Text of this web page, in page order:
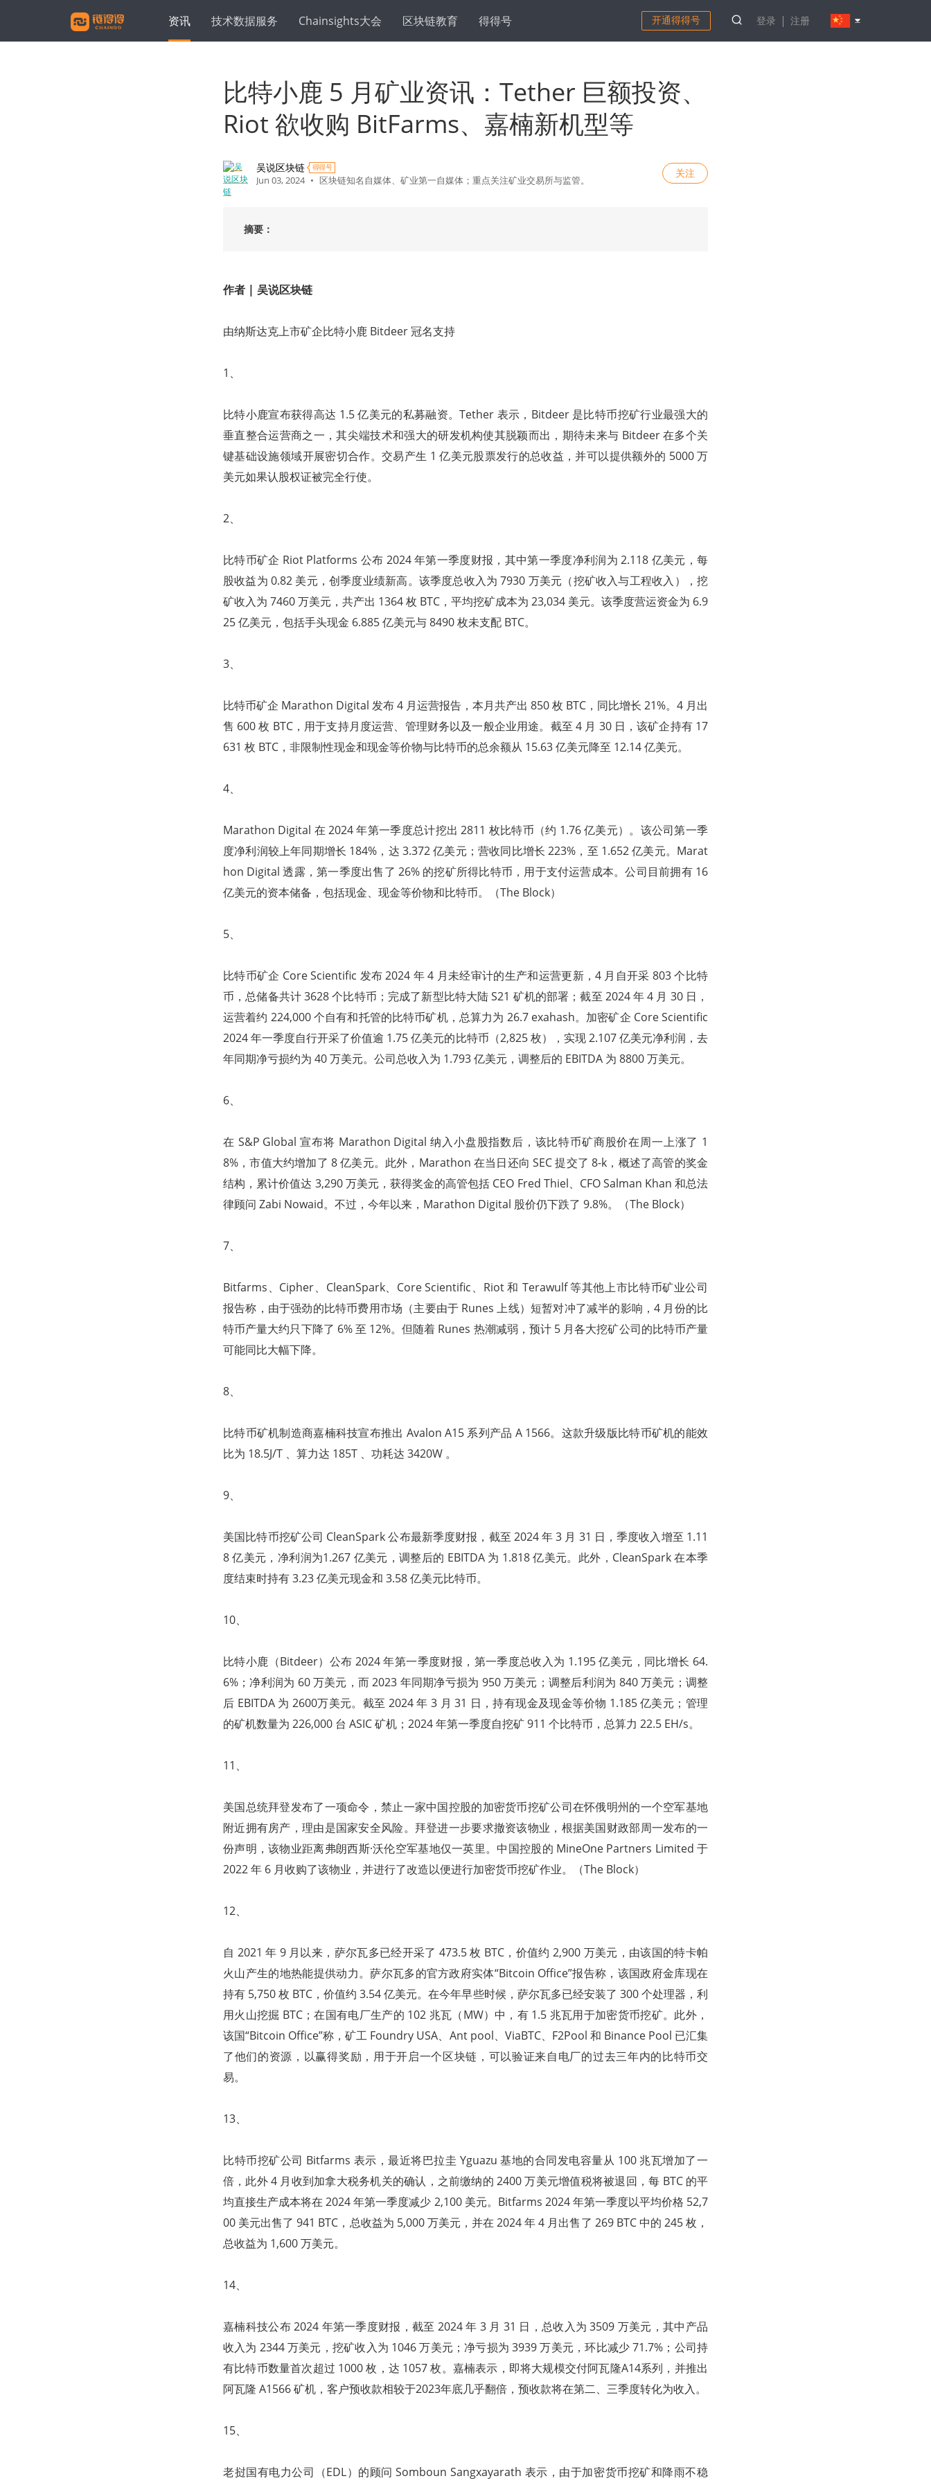
资讯 技术数据服务 Chainsights大会 区块链教育 得得号 开通得得号 登录 注册
比特小鹿 5 月矿业资讯：Tether 巨额投资、
Riot 欲收购 BitFarms、嘉楠新机型等
吴说区块链 得得号
Jun 03, 2024 • 区块链知名自媒体、矿业第一自媒体；重点关注矿业交易所与监管。
关注
摘要：
作者 | 吴说区块链
由纳斯达克上市矿企比特小鹿 Bitdeer 冠名支持
1、
比特小鹿宣布获得高达 1.5 亿美元的私募融资。Tether 表示，Bitdeer 是比特币挖矿行业最强大的
垂直整合运营商之一，其尖端技术和强大的研发机构使其脱颖而出，期待未来与 Bitdeer 在多个关
键基础设施领域开展密切合作。交易产生 1 亿美元股票发行的总收益，并可以提供额外的 5000 万
美元如果认股权证被完全行使。
2、
比特币矿企 Riot Platforms 公布 2024 年第一季度财报，其中第一季度净利润为 2.118 亿美元，每
股收益为 0.82 美元，创季度业绩新高。该季度总收入为 7930 万美元（挖矿收入与工程收入），挖
矿收入为 7460 万美元，共产出 1364 枚 BTC，平均挖矿成本为 23,034 美元。该季度营运资金为 6.9
25 亿美元，包括手头现金 6.885 亿美元与 8490 枚未支配 BTC。
3、
比特币矿企 Marathon Digital 发布 4 月运营报告，本月共产出 850 枚 BTC，同比增长 21%。4 月出
售 600 枚 BTC，用于支持月度运营、管理财务以及一般企业用途。截至 4 月 30 日，该矿企持有 17
631 枚 BTC，非限制性现金和现金等价物与比特币的总余额从 15.63 亿美元降至 12.14 亿美元。
4、
Marathon Digital 在 2024 年第一季度总计挖出 2811 枚比特币（约 1.76 亿美元）。该公司第一季
度净利润较上年同期增长 184%，达 3.372 亿美元；营收同比增长 223%，至 1.652 亿美元。Marat
hon Digital 透露，第一季度出售了 26% 的挖矿所得比特币，用于支付运营成本。公司目前拥有 16
亿美元的资本储备，包括现金、现金等价物和比特币。（The Block）
5、
比特币矿企 Core Scientific 发布 2024 年 4 月未经审计的生产和运营更新，4 月自开采 803 个比特
币，总储备共计 3628 个比特币；完成了新型比特大陆 S21 矿机的部署；截至 2024 年 4 月 30 日，
运营着约 224,000 个自有和托管的比特币矿机，总算力为 26.7 exahash。加密矿企 Core Scientific
2024 年一季度自行开采了价值逾 1.75 亿美元的比特币（2,825 枚），实现 2.107 亿美元净利润，去
年同期净亏损约为 40 万美元。公司总收入为 1.793 亿美元，调整后的 EBITDA 为 8800 万美元。
6、
在 S&P Global 宣布将 Marathon Digital 纳入小盘股指数后，该比特币矿商股价在周一上涨了 1
8%，市值大约增加了 8 亿美元。此外，Marathon 在当日还向 SEC 提交了 8-k，概述了高管的奖金
结构，累计价值达 3,290 万美元，获得奖金的高管包括 CEO Fred Thiel、CFO Salman Khan 和总法
律顾问 Zabi Nowaid。不过，今年以来，Marathon Digital 股价仍下跌了 9.8%。（The Block）
7、
Bitfarms、Cipher、CleanSpark、Core Scientific、Riot 和 Terawulf 等其他上市比特币矿业公司
报告称，由于强劲的比特币费用市场（主要由于 Runes 上线）短暂对冲了减半的影响，4 月份的比
特币产量大约只下降了 6% 至 12%。但随着 Runes 热潮减弱，预计 5 月各大挖矿公司的比特币产量
可能同比大幅下降。
8、
比特币矿机制造商嘉楠科技宣布推出 Avalon A15 系列产品 A 1566。这款升级版比特币矿机的能效
比为 18.5J/T 、算力达 185T 、功耗达 3420W 。
9、
美国比特币挖矿公司 CleanSpark 公布最新季度财报，截至 2024 年 3 月 31 日，季度收入增至 1.11
8 亿美元，净利润为1.267 亿美元，调整后的 EBITDA 为 1.818 亿美元。此外，CleanSpark 在本季
度结束时持有 3.23 亿美元现金和 3.58 亿美元比特币。
10、
比特小鹿（Bitdeer）公布 2024 年第一季度财报，第一季度总收入为 1.195 亿美元，同比增长 64.
6%；净利润为 60 万美元，而 2023 年同期净亏损为 950 万美元；调整后利润为 840 万美元；调整
后 EBITDA 为 2600万美元。截至 2024 年 3 月 31 日，持有现金及现金等价物 1.185 亿美元；管理
的矿机数量为 226,000 台 ASIC 矿机；2024 年第一季度自挖矿 911 个比特币，总算力 22.5 EH/s。
11、
美国总统拜登发布了一项命令，禁止一家中国控股的加密货币挖矿公司在怀俄明州的一个空军基地
附近拥有房产，理由是国家安全风险。拜登进一步要求撤资该物业，根据美国财政部周一发布的一
份声明，该物业距离弗朗西斯·沃伦空军基地仅一英里。中国控股的 MineOne Partners Limited 于
2022 年 6 月收购了该物业，并进行了改造以便进行加密货币挖矿作业。（The Block）
12、
自 2021 年 9 月以来，萨尔瓦多已经开采了 473.5 枚 BTC，价值约 2,900 万美元，由该国的特卡帕
火山产生的地热能提供动力。萨尔瓦多的官方政府实体“Bitcoin Office”报告称，该国政府金库现在
持有 5,750 枚 BTC，价值约 3.54 亿美元。在今年早些时候，萨尔瓦多已经安装了 300 个处理器，利
用火山挖掘 BTC；在国有电厂生产的 102 兆瓦（MW）中，有 1.5 兆瓦用于加密货币挖矿。此外，
该国“Bitcoin Office”称，矿工 Foundry USA、Ant pool、ViaBTC、F2Pool 和 Binance Pool 已汇集
了他们的资源，以赢得奖励，用于开启一个区块链，可以验证来自电厂的过去三年内的比特币交
易。
13、
比特币挖矿公司 Bitfarms 表示，最近将巴拉圭 Yguazu 基地的合同发电容量从 100 兆瓦增加了一
倍，此外 4 月收到加拿大税务机关的确认，之前缴纳的 2400 万美元增值税将被退回，每 BTC 的平
均直接生产成本将在 2024 年第一季度减少 2,100 美元。Bitfarms 2024 年第一季度以平均价格 52,7
00 美元出售了 941 BTC，总收益为 5,000 万美元，并在 2024 年 4 月出售了 269 BTC 中的 245 枚，
总收益为 1,600 万美元。
14、
嘉楠科技公布 2024 年第一季度财报，截至 2024 年 3 月 31 日，总收入为 3509 万美元，其中产品
收入为 2344 万美元，挖矿收入为 1046 万美元；净亏损为 3939 万美元，环比减少 71.7%；公司持
有比特币数量首次超过 1000 枚，达 1057 枚。嘉楠表示，即将大规模交付阿瓦隆A14系列，并推出
阿瓦隆 A1566 矿机，客户预收款相较于2023年底几乎翻倍，预收款将在第二、三季度转化为收入。
15、
老挝国有电力公司（EDL）的顾问 Somboun Sangxayarath 表示，由于加密货币挖矿和降雨不稳